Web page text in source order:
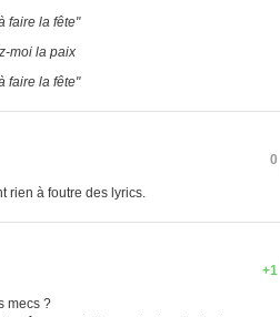
faire la fête"
moi la paix
faire la fête"
0
rien à foutre des lyrics.
+1
mecs ?